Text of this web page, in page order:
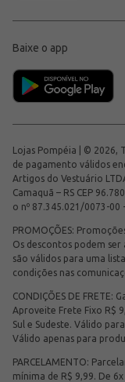
Baixe o app
Lojas Pompéia | © 2026,
de pagamento válidos
Artigos do Vestuário
Camaquã – RS CEP
o nº 87.345.021/0073-00 -
PROMOÇÕES:
Os descontos podem
são válidos para uma
condições nas
CONDIÇÕES DE
Aproveite Frete Fixo R$
Sul e Sudeste. Válido
Válido apenas para
PARCELAMENTO:
mínima de R$ 9,99. De